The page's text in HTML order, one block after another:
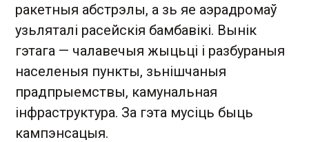
ракетныя абстрэлы, а зь яе аэрадромаў
узьляталі расейскія бамбавікі. Вынік
гэтага — чалавечыя жыцьці і разбураныя
населеныя пункты, зьнішчаныя
прадпрыемствы, камунальная
інфраструктура. За гэта мусіць быць
кампэнсацыя.